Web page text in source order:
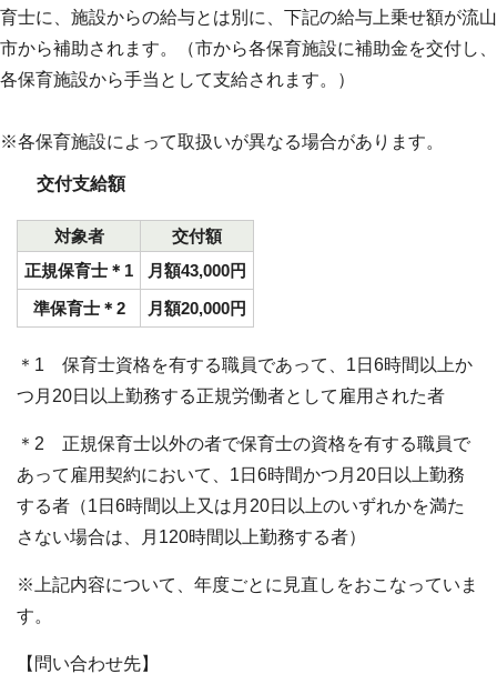
育士に、施設からの給与とは別に、下記の給与上乗せ額が流山
市から補助されます。（市から各保育施設に補助金を交付し、
各保育施設から手当として支給されます。）
※各保育施設によって取扱いが異なる場合があります。
交付支給額
対象者
交付額
正規保育士＊1
月額43,000円
準保育士＊2
月額20,000円
＊1 保育士資格を有する職員であって、1日6時間以上か
つ月20日以上勤務する正規労働者として雇用された者
＊2 正規保育士以外の者で保育士の資格を有する職員で
あって雇用契約において、1日6時間かつ月20日以上勤務
する者（1日6時間以上又は月20日以上のいずれかを満た
さない場合は、月120時間以上勤務する者）
※上記内容について、年度ごとに見直しをおこなっていま
す。
【問い合わせ先】